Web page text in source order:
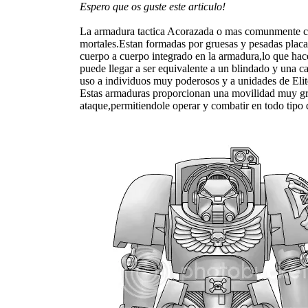
Espero que os guste este articulo!
La armadura tactica Acorazada o mas comunmente
mortales.Estan formadas por gruesas y pesadas
cuerpo a cuerpo integrado en la armadura,lo que
puede llegar a ser equivalente a un blindado y una
uso a individuos muy poderosos y a unidades de
Estas armaduras proporcionan una movilidad muy
ataque,permitiendole operar y combatir en todo tipo